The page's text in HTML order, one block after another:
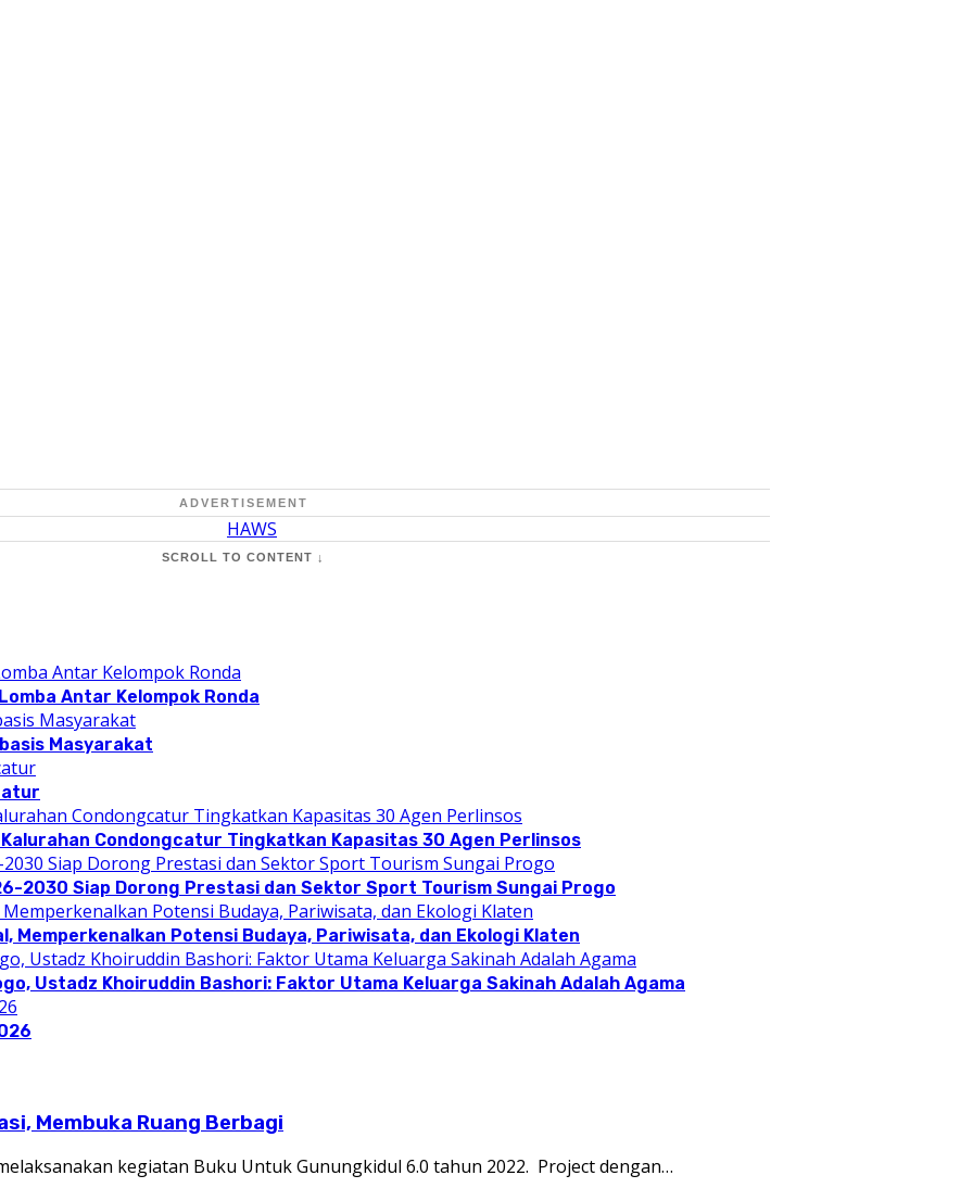
ADVERTISEMENT
SCROLL TO CONTENT ↓
Antar Kelompok Ronda
Masyarakat
Condongcatur Tingkatkan Kapasitas 30 Agen Perlinsos
2030 Siap Dorong Prestasi dan Sektor Sport Tourism Sungai Progo
Memperkenalkan Potensi Budaya, Pariwisata, dan Ekologi Klaten
Ustadz Khoiruddin Bashori: Faktor Utama Keluarga Sakinah Adalah Agama
Membuka Ruang Berbagi
kegiatan Buku Untuk Gunungkidul 6.0 tahun 2022. Project dengan…